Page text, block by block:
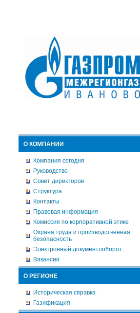
О КОМПАНИИ
Компания сегодня
Руководство
Совет директоров
Структура
Контакты
Правовая информация
Комиссия по корпоративной этике
Охрана труда и производственная
безопасность
Электронный документооборот
Вакансии
О РЕГИОНЕ
Историческая справка
Газификация